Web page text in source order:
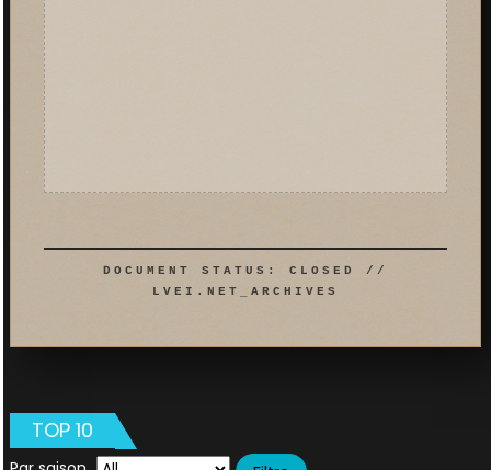
DOCUMENT STATUS: CLOSED //
LVEI.NET_ARCHIVES
TOP 10